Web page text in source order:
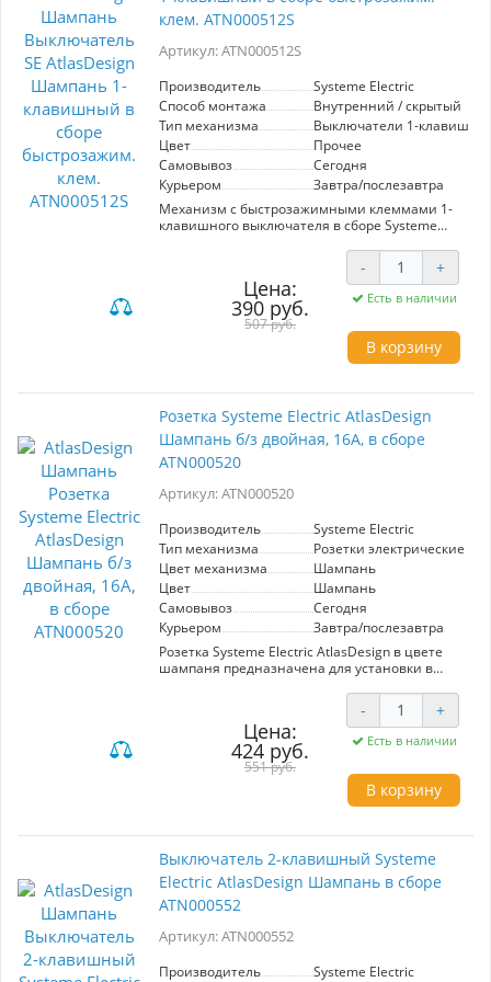
клем. ATN000512S
Артикул: ATN000512S
Производитель
Systeme Electric
Способ монтажа
Внутренний / скрытый
Тип механизма
Выключатели 1-
Цвет
Прочее
Самовывоз
Сегодня
Курьером
Завтра/послезавтра
Механизм с быстрозажимными клеммами 1-
клавишного выключателя в сборе Systeme
AtlasDesign в цвете шампань подходит для
С помощью новых быстрозажимных клемм
монтаж розеток и выключателей стал намного
быстрее. Теперь подключение не требует
Лицевые детали из качественного ABS-
излучению.
Изделие поставляется в комплекте с рамкой
того же цвета.
Цена:
390 руб.
507 руб.
- +
Есть в наличии
В корзину
Розетка Systeme Electric AtlasDesign
Шампань б/з двойная, 16А, в сборе
ATN000520
Артикул: ATN000520
Производитель
Systeme Electric
Тип механизма
Розетки электрические
Цвет механизма
Шампань
Цвет
Шампань
Самовывоз
Сегодня
Курьером
Завтра/послезавтра
Розетка Systeme Electric AtlasDesign в цвете
шампаня предназначена для установки в
Двойная конструкция с номиналом 16А
обеспечивает надежное подключение
электрических приборов. Идеально подходит
для жилых и коммерческих помещений,
сочетая стильный дизайн и
Цена:
424 руб.
551 руб.
- +
Есть в наличии
В корзину
Выключатель 2-клавишный Systeme
Electric AtlasDesign Шампань в сборе
ATN000552
Артикул: ATN000552
Производитель
Systeme Electric